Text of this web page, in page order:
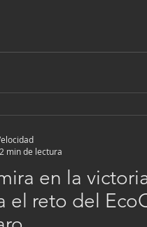
pl
en la
el reto del
2 min de lectura